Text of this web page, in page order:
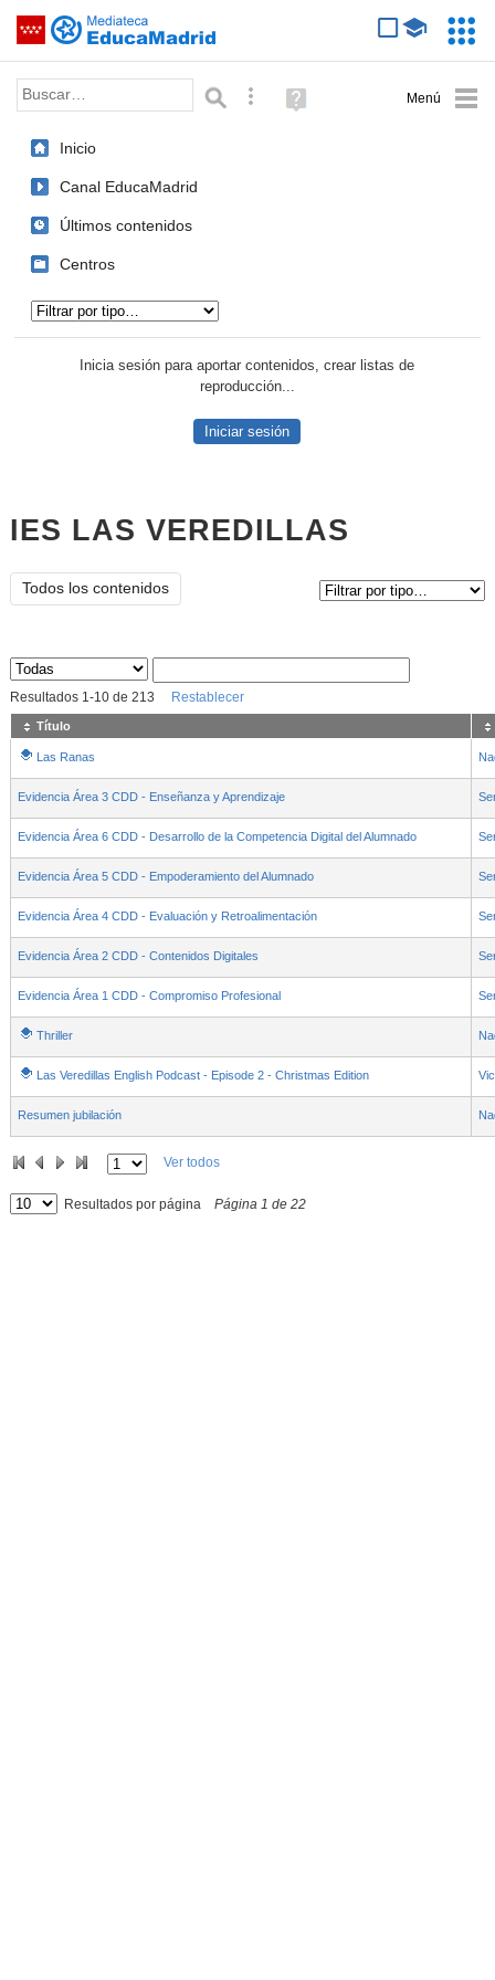
Saltar navegación
Palabra o frase: Búsqueda avanzada
Ayuda
(en
Inicio
Canal EducaMadrid
Últimos contenidos
Centros
Inicia sesión para aportar contenidos, crear listas de
reproducción...
Iniciar sesión
IES LAS VEREDILLAS
Todos los contenidos
Sus archivos
Resultados 1 -10de 213 Restablecer
Título
Las Ranas
Evidencia Área 3 CDD - Enseñanza y Aprendizaje
Evidencia Área 6 CDD - Desarrollo de la Competencia Digital del Alumnado
Evidencia Área 5 CDD - Empoderamiento del Alumnado
Evidencia Área 4 CDD - Evaluación y Retroalimentación
Evidencia Área 2 CDD - Contenidos Digitales
Evidencia Área 1 CDD - Compromiso Profesional
Thriller
Las Veredillas English Podcast - Episode 2 - Christmas Edition
Resumen jubilación
Ver todos
Resultados por página Página 1 de 22